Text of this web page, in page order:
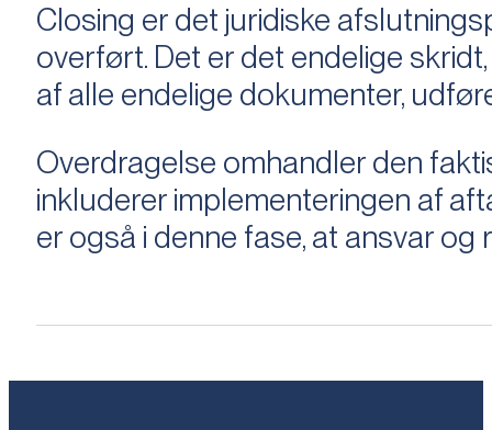
Closing er det juridiske
overført. Det er det endelige
af alle endelige dokumenter,
Overdragelse omhandler den
inkluderer implementeringen af
er også i denne fase, at ansvar